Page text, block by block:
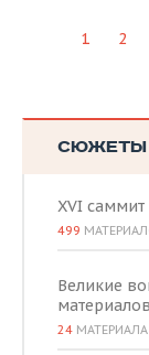
1 2
СЮЖЕТЫ
XVI
499
Великие
материалов
24 МАТЕРИАЛА